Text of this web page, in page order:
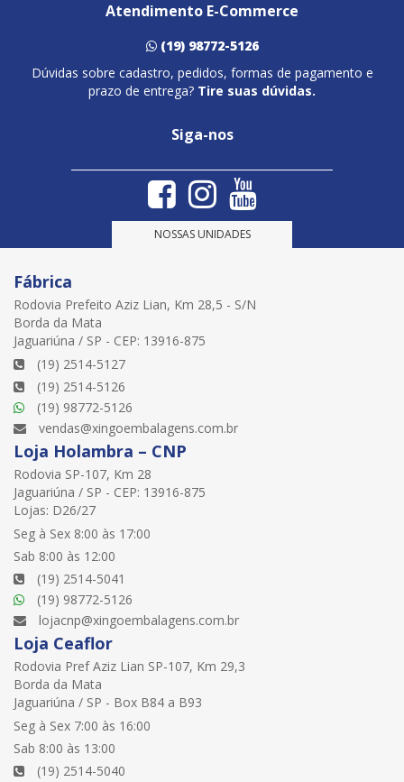
Atendimento E-Commerce
(19) 98772-5126
Dúvidas sobre cadastro, pedidos, formas de pagamento e
prazo de entrega? Tire suas dúvidas.
Siga-nos
NOSSAS UNIDADES
Fábrica
Rodovia Prefeito Aziz Lian, Km 28,5 - S/N
Borda da Mata
Jaguariúna / SP - CEP: 13916-875
(19) 2514-5127
(19) 2514-5126
(19) 98772-5126
vendas@xingoembalagens.com.br
Loja Holambra – CNP
Rodovia SP-107, Km 28
Jaguariúna / SP - CEP: 13916-875
Lojas: D26/27
Seg à Sex 8:00 às 17:00
Sab 8:00 às 12:00
(19) 2514-5041
(19) 98772-5126
lojacnp@xingoembalagens.com.br
Loja Ceaflor
Rodovia Pref Aziz Lian SP-107, Km 29,3
Borda da Mata
Jaguariúna / SP - Box B84 a B93
Seg à Sex 7:00 às 16:00
Sab 8:00 às 13:00
(19) 2514-5040